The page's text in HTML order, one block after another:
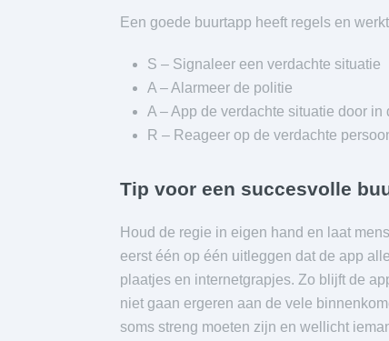
Een goede buurtapp heeft regels en
S – Signaleer een verdachte situatie
A – Alarmeer de politie
A – App de verdachte situatie door in
R – Reageer op de verdachte
Tip voor een succesvolle
Houd de regie in eigen hand en laat
eerst één op één uitleggen dat de app
plaatjes en internetgrapjes. Zo blijft de
niet gaan ergeren aan de vele
soms streng moeten zijn en wellicht